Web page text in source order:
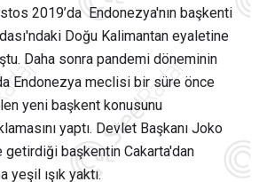
2019’da Endonezya'nın başkenti
Doğu Kalimantan eyaletine
Daha sonra pandemi döneminin
Endonezya meclisi bir süre önce
yeni başkent konusunu
yaptı. Devlet Başkanı Joko
getirdiği başkentin Cakarta'dan
yeşil ışık yaktı.